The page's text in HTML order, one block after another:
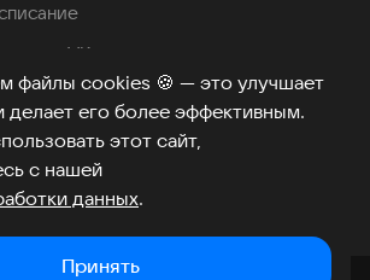
файлы cookies 🍪 — это улучшает
делает его более эффективным.
этот сайт,
с нашей
данных.
Принять
VK
проведения
задаваемые вопросы
Хабр
©2026